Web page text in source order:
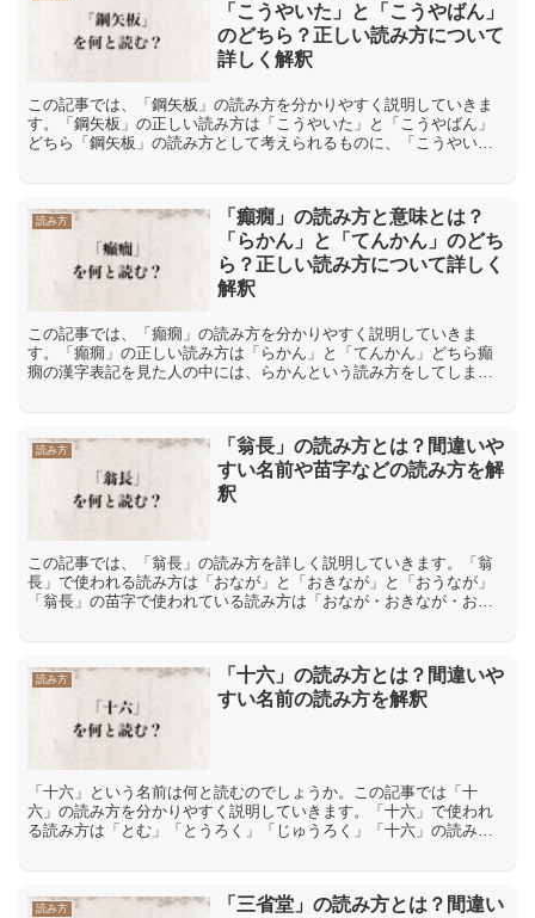
「こうやいた」と「こうやばん」
のどちら？正しい読み方について
詳しく解釈
この記事では、「鋼矢板」の読み方を分かりやすく説明していきま
す。「鋼矢板」の正しい読み方は「こうやいた」と「こうやばん」
どちら「鋼矢板」の読み方として考えられるものに、「こうやい
読み方
「癲癇」の読み方と意味とは？
「らかん」と「てんかん」のどち
ら？正しい読み方について詳しく
解釈
この記事では、「癲癇」の読み方を分かりやすく説明していきま
す。「癲癇」の正しい読み方は「らかん」と「てんかん」どちら癲
癇の漢字表記を見た人の中には、らかんという読み方をしてしまう
読み方
「翁長」の読み方とは？間違いや
すい名前や苗字などの読み方を解
釈
この記事では、「翁長」の読み方を詳しく説明していきます。「翁
長」で使われる読み方は「おなが」と「おきなが」と「おうなが」
「翁長」の苗字で使われている読み方は「おなが・おきなが・おう
読み方
「十六」の読み方とは？間違いや
すい名前の読み方を解釈
「十六」という名前は何と読むのでしょうか。この記事では「十
六」の読み方を分かりやすく説明していきます。「十六」で使われ
る読み方は「とむ」「とうろく」「じゅうろく」「十六」の読み方
読み方 「三省堂」の読み方とは？間違い